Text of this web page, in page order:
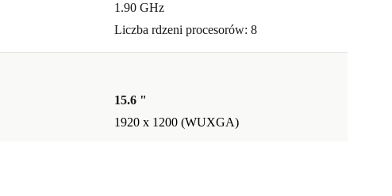
1.90 GHz
Liczba rdzeni procesorów: 8
15.6 "
1920 x 1200 (WUXGA)